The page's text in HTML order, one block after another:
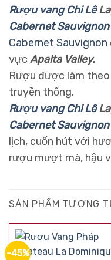
Rượu vang Chi Lê
Cabernet Sauvignon
Cabernet Sauvignon
vực Apalta Valley.
Rượu được làm
truyền thống.
Rượu vang Chi Lê
Cabernet Sauvignon
lịch, cuốn hút với
rượu mượt mà, hậu
SẢN PHẨM TƯƠNG
-45%